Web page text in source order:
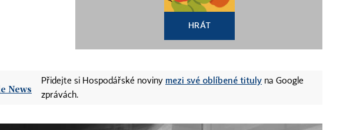
HRÁT
Přidejte si Hospodářské noviny mezi své oblíbené tituly na Google
zprávách.